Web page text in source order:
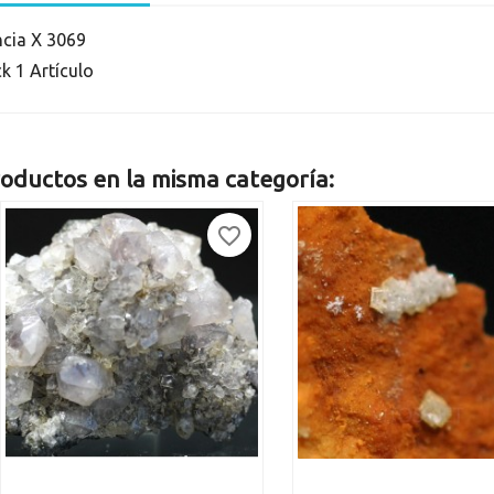
X 3069
1 Artículo
en la misma categoría:
favorite_border